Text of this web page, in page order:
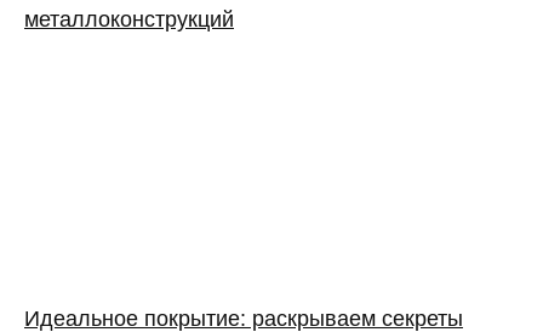
металлоконструкций
Идеальное покрытие: раскрываем секреты